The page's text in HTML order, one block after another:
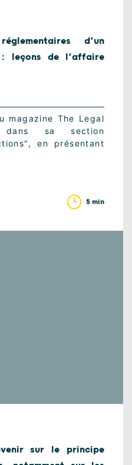
d’un
leçons de l’affaire
magazine The Legal
dans sa section
en présentant
5 min
sur le principe